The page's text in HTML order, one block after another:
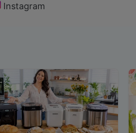
Instagram